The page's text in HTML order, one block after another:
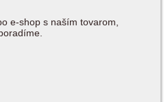
e-shop s naším tovarom,